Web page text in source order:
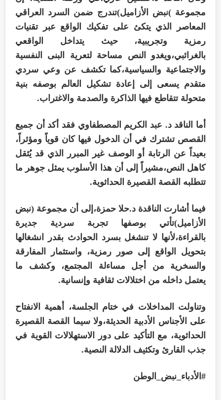
مجموعة )نبض الأزاميل)تندرج ضمن السرد العراقي
المعاصر الذي يتكئ على تفكيك الواقع عبر تقنيات
رمزية وتجريبية، حيث يتداخل الواقعي
بالغرائبي،ويغدو النص مساحة لتعرية البنى النفسية
والاجتماعية والسياسية،كما تكشف عن وعي سردي
متقدم يسعى إلى إعادة تشكيل العالم بوصفه بنية
متحولة تتقاطع فيها الذاكرة والصدمة والاغتراب.
أما الناقد د. عبد الكريم المصطفاوي فقد أكد أن جميع
القصص تشترك في أن الدخول فيها كان قوياً ومؤثراً،
بعيداً عن الرتابة أو الوصف غير المبرر الذي قد يُثقل
كاهل النص،مشيراً إلى أن هذا الأسلوب يمثل جوهر ما
تتطلبه القصة القصيرة الحداثوية.
فيما أشارت الناقدة د.حلا حمزة،إلى أن مجموعة (نبض
الأزاميل)تأتي بوصفها تجربة سردية جديرة
بالقراءة،لأنها لا تنشغل بسرد الحوادث بقدر انشغالها
بتحويل الواقع إلى صور رمزية، واستثمار المفارقة
والسخرية من أجل مساءلة المجتمع، وكشف ما
يعتمل داخله من اختلالات ثقافية وإنسانية.
وتناولت المداخلات في ختام الجلسة، أهمية الانفتاح
على الأجناس الأدبية الحديثة،ولا سيما القصة القصيرة
الحداثوية، مع التأكيد على دور الاستهلالات القوية في
جذب القارئ وتكثيف الدلالة النصية.
#الأدباء_نبض_الوطن